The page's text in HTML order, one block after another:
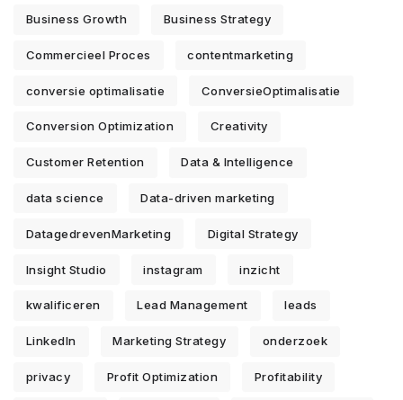
Business Growth Business Strategy
Commercieel Proces contentmarketing
conversie optimalisatie ConversieOptimalisatie
Conversion Optimization Creativity
Customer Retention Data & Intelligence
data science Data-driven marketing
DatagedrevenMarketing Digital Strategy
Insight Studio instagram inzicht
kwalificeren Lead Management leads
LinkedIn Marketing Strategy onderzoek
privacy Profit Optimization Profitability